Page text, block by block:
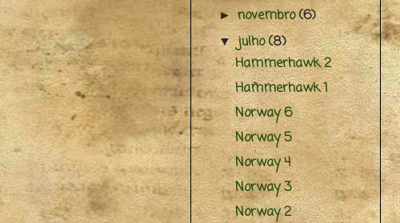
►novembro(6)
▼julho(8)
Hammerhawk 2
Hammerhawk 1
Norway 6
Norway 5
Norway 4
Norway 3
Norway 2